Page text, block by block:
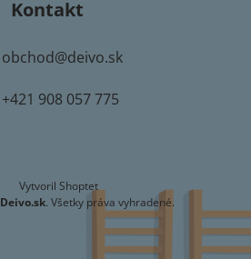
Kontakt
obchod@deivo.sk
+421 908 057 775
Vytvoril Shoptet
Deivo.sk. Všetky práva vyhradené.